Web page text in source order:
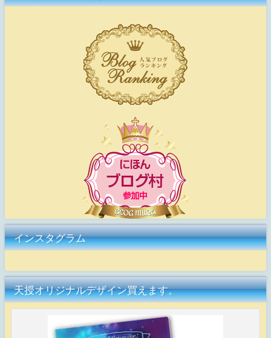
インスタグラム
天授オリジナルデザイン買えます。